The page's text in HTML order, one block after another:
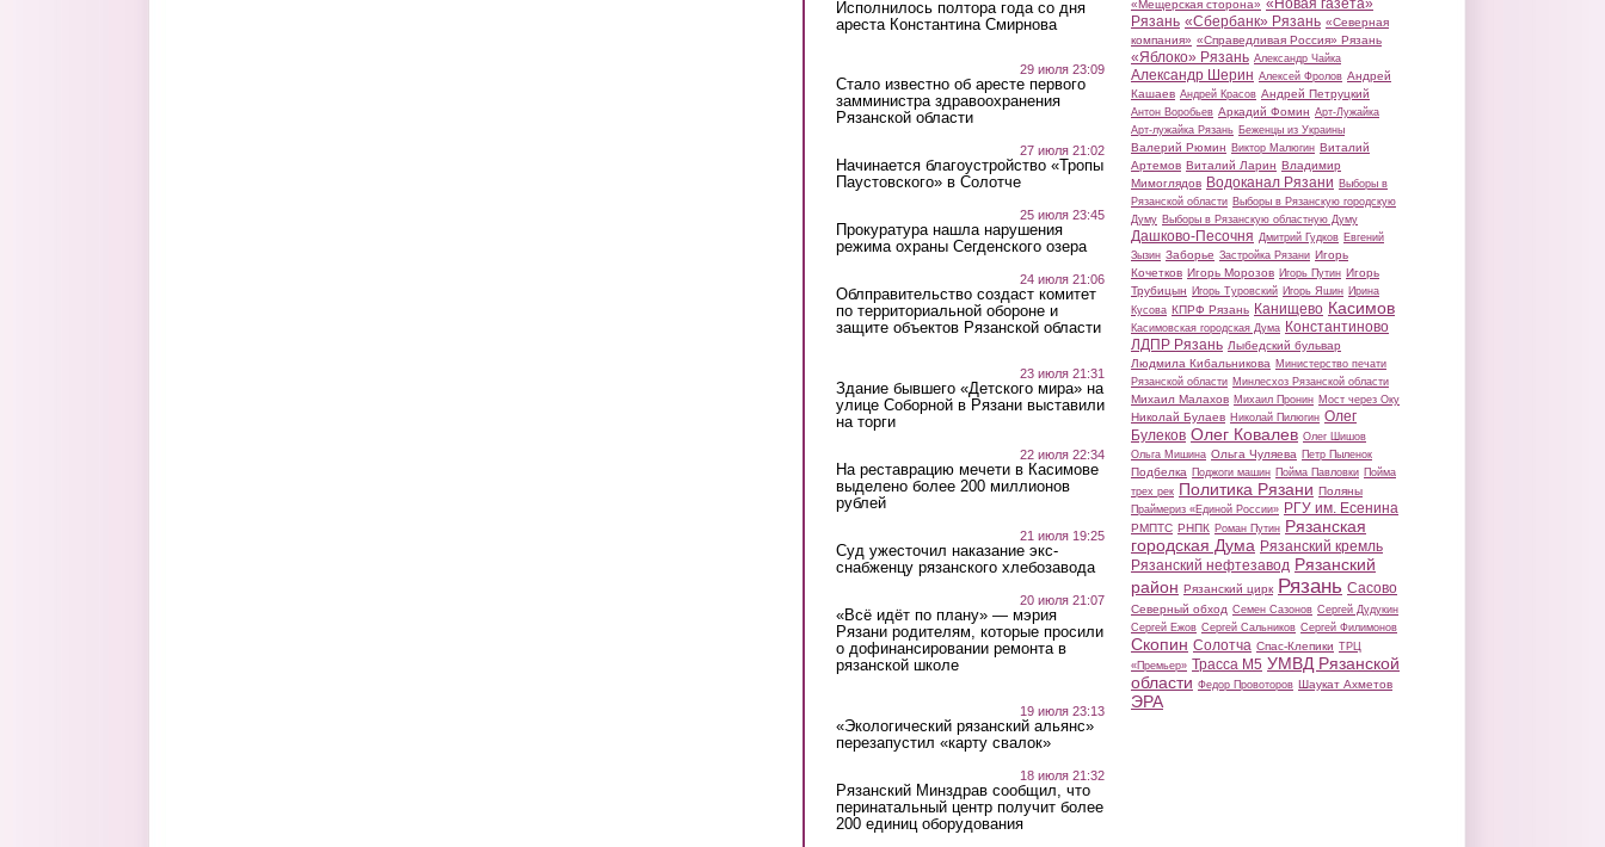
Исполнилось полтора года со дня
ареста Константина Смирнова
29 июля 23:09
Стало известно об аресте первого
замминистра здравоохранения
Рязанской области
27 июля 21:02
Начинается благоустройство «Тропы
Паустовского» в Солотче
25 июля 23:45
Прокуратура нашла нарушения
режима охраны Сегденского озера
24 июля 21:06
Облправительство создаст комитет
по территориальной обороне и
защите объектов Рязанской области
23 июля 21:31
Здание бывшего «Детского мира» на
улице Соборной в Рязани выставили
на торги
22 июля 22:34
На реставрацию мечети в Касимове
выделено более 200 миллионов
рублей
21 июля 19:25
Суд ужесточил наказание экс-
снабженцу рязанского хлебозавода
20 июля 21:07
«Всё идёт по плану» — мэрия
Рязани родителям, которые просили
о дофинансировании ремонта в
рязанской школе
19 июля 23:13
«Экологический рязанский альянс»
перезапустил «карту свалок»
18 июля 21:32
Рязанский Минздрав сообщил, что
перинатальный центр получит более
200 единиц оборудования
«Мещерская сторона» «Новая газета»
Рязань «Сбербанк» Рязань «Северная
компания» «Справедливая Россия» Рязань
«Яблоко» Рязань Александр Чайка
Александр Шерин Алексей Фролов Андрей
Кашаев Андрей Красов Андрей Петруцкий
Антон Воробьев Аркадий Фомин Арт-Лужайка
Арт-лужайка Рязань Беженцы из Украины
Валерий Рюмин Виктор Малюгин Виталий
Артемов Виталий Ларин Владимир
Мимоглядов Водоканал Рязани Выборы в
Рязанской области Выборы в Рязанскую городскую
Думу Выборы в Рязанскую областную Думу
Дашково-Песочня Дмитрий Гудков Евгений
Зызин Заборье Застройка Рязани Игорь
Кочетков Игорь Морозов Игорь Путин Игорь
Трубицын Игорь Туровский Игорь Яшин Ирина
Кусова КПРФ Рязань Канищево Касимов
Касимовская городская Дума Константиново
ЛДПР Рязань Лыбедский бульвар
Людмила Кибальникова Министерство печати
Рязанской области Минлесхоз Рязанской области
Михаил Малахов Михаил Пронин Мост через Оку
Николай Булаев Николай Пилюгин Олег
Булеков Олег Ковалев Олег Шишов
Ольга Мишина Ольга Чуляева Петр Пыленок
Подбелка Поджоги машин Пойма Павловки Пойма
трех рек Политика Рязани Поляны
Праймериз «Единой России» РГУ им. Есенина
РМПТС РНПК Роман Путин Рязанская
городская Дума Рязанский кремль
Рязанский нефтезавод Рязанский
район Рязанский цирк Рязань Сасово
Северный обход Семен Сазонов Сергей Дудукин
Сергей Ежов Сергей Сальников Сергей Филимонов
Скопин Солотча Спас-Клепики ТРЦ
«Премьер» Трасса М5 УМВД Рязанской
области Федор Провоторов Шаукат Ахметов
ЭРА